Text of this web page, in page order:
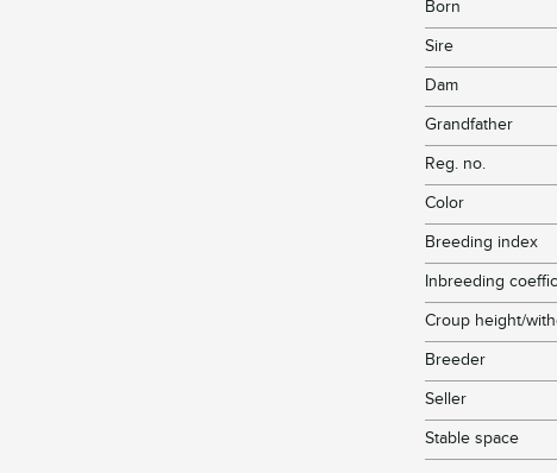
Born
Sire
Dam
Grandfather
Reg. no.
Color
Breeding index
Inbreeding
Croup height/
Breeder
Seller
Stable space